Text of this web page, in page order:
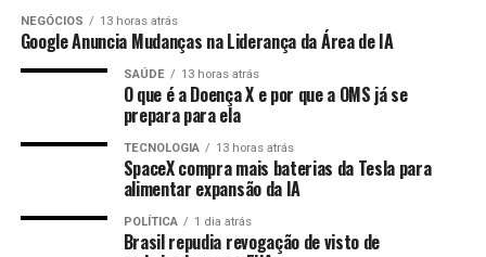
TÓPICOS RELACIONADOS: ALCÓOL CÉREBRO
CERVEJA
DESTAQUE
Michelle Bolsonaro critica look de Bruna Marquezine:
“Feia e vulgar”
Importância da vacina para prevenção da raiva
Agencia Brasil
“O El Niño favorece a ocorrência de mais chuvas na
região Sul, podendo causar eventos extremos de chuva,
com chuva muito forte um curto período de tempo. O
inverno já é um período que chove na região Sul. Com
acréscimos dos efeitos do El Niño, isso pode ser
agravado”, diz Silva.
Previsões mais difíceis
voltaram a ser acionadas em função do alto risco
geológico, após os pluviômetros registrarem um
acumulado de 188,2 mm de chuva em 24 horas.
ANÚNCIO
NEGÓCIOS 13 horas atrás
Google Anuncia Mudanças na Liderança da Área de IA
SAÚDE 13 horas atrás
O que é a Doença X e por que a OMS já se
prepara para ela
TECNOLOGIA 13 horas atrás
SpaceX compra mais baterias da Tesla para
alimentar expansão da IA
POLÍTICA 1 dia atrás
Brasil repudia revogação de visto de